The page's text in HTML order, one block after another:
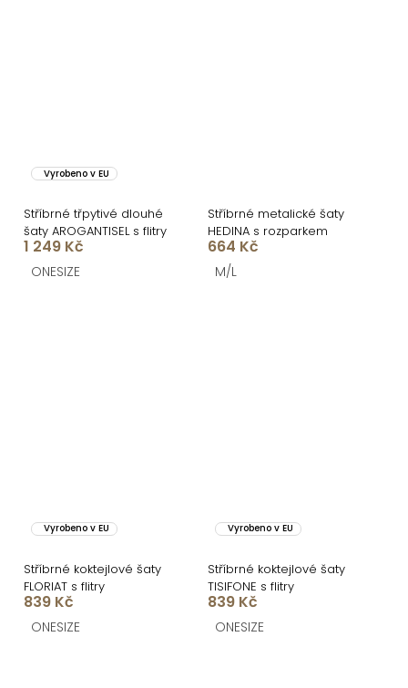
Vyrobeno v EU
Stříbrné třpytivé dlouhé
šaty AROGANTISEL s flitry
1 249 Kč
ONESIZE
Stříbrné metalické šaty
HEDINA s rozparkem
664 Kč
M/L
Vyrobeno v EU
Stříbrné koktejlové šaty
FLORIAT s flitry
839 Kč
ONESIZE
Vyrobeno v EU
Stříbrné koktejlové šaty
TISIFONE s flitry
839 Kč
ONESIZE